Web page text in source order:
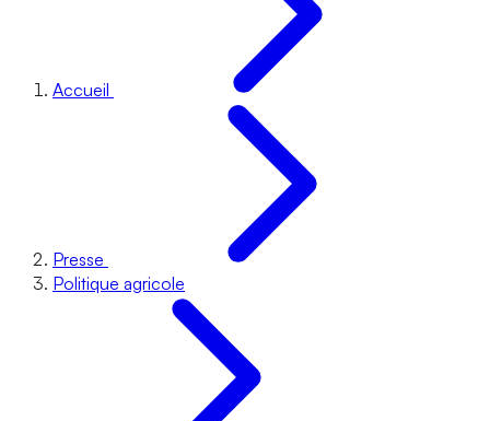
Accueil
Presse
Politique agricole